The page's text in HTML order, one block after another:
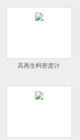
高再生料密度计